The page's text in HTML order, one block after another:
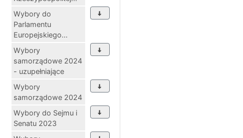
Wybory do
Parlamentu
Europejskiego...
Wybory
samorządowe 2024
- uzupełniające
Wybory
samorządowe 2024
Wybory do Sejmu i
Senatu 2023